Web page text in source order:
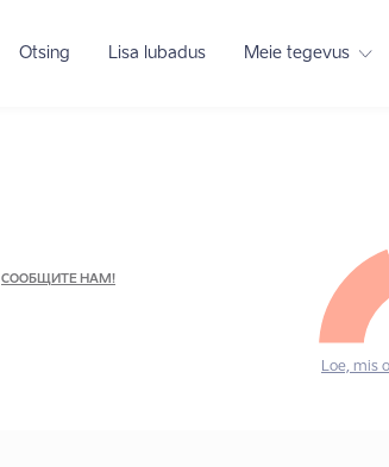
Otsing Lisa lubadus Meie tegevus
СООБЩИТЕ НАМ!
Loe, mis